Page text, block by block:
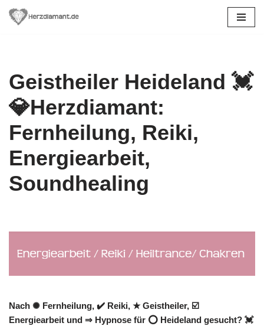
Geistheiler Heideland 💓️
💎Herzdiamant:
Fernheilung, Reiki,
Energiearbeit,
Soundhealing
Nach ✺ Fernheilung, ✔️ Reiki, ★ Geistheiler, ☑️
Energiearbeit und ⇒ Hypnose für ⭕ Heideland gesucht? 💓️